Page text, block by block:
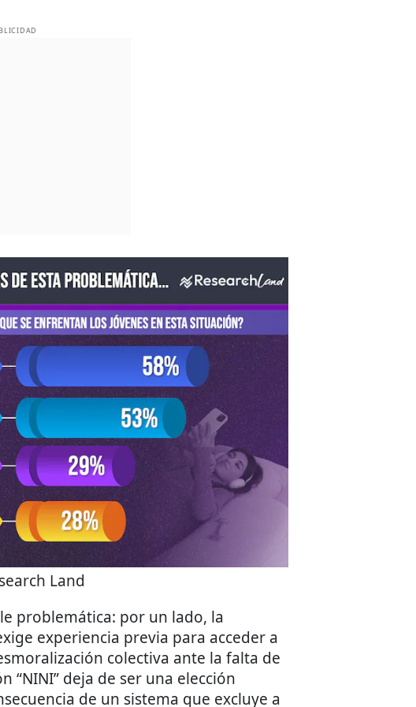
Land
problemática: por un lado, la
experiencia previa para acceder a
colectiva ante la falta de
“NINI” deja de ser una elección
de un sistema que excluye a